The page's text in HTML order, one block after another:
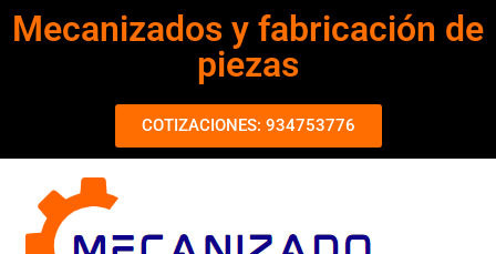
Mecanizados y fabricación de
piezas
COTIZACIONES: 934753776